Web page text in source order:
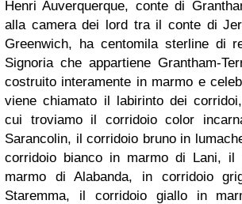
Henri Auverquerque, conte di
alla camera dei lord tra il conte di
Greenwich, ha centomila sterline di
Signoria che appartiene Grantham-
costruito interamente in marmo e
viene chiamato il labirinto dei
cui troviamo il corridoio color
Sarancolin, il corridoio bruno in
corridoio bianco in marmo di Lani, il
marmo di Alabanda, in corridoio
Staremma, il corridoio giallo in